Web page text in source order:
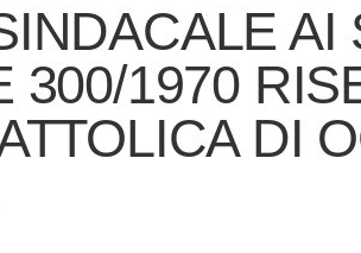
AI
300/1970
DI